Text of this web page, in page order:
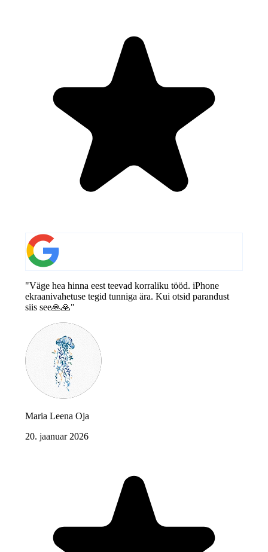
"Väge hea hinna eest teevad korraliku tööd. iPhone
ekraanivahetuse tegid tunniga ära. Kui otsid parandust
siis see🙏🙏"
Maria Leena Oja
20. jaanuar 2026